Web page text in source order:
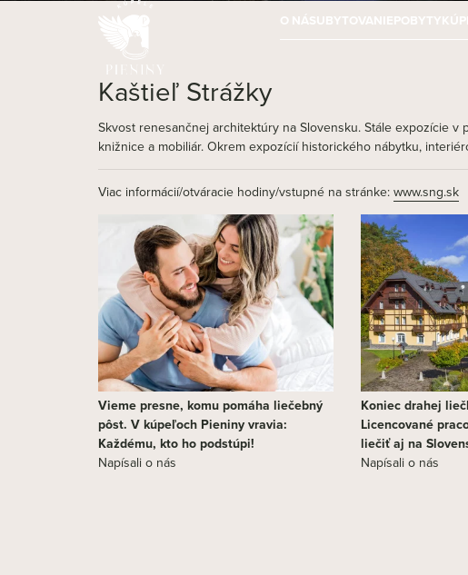
O NÁSUBYTOVANIEPOBYTY
Kaštieľ Strážky
Skvost renesančnej architektúry na Slovensku. Stále expozície
knižnice a mobiliár. Okrem expozícií historického nábytku,
Viac informácií/otváracie hodiny/vstupné na stránke: www.sng.sk
Vieme presne, komu pomáha liečebný
pôst. V kúpeľoch Pieniny vravia:
Každému, kto ho podstúpi!
Napísali o nás
Koniec drahej
Licencované
liečiť aj na
Napísali o nás